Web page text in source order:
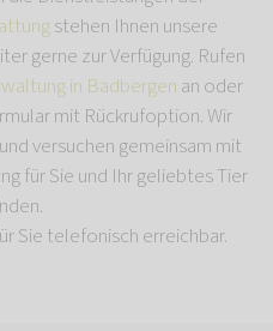
stehen Ihnen unsere
gerne zur Verfügung. Rufen
in Badbergen an oder
mit Rückrufoption. Wir
versuchen gemeinsam mit
für Sie und Ihr geliebtes Tier
Sie telefonisch erreichbar.